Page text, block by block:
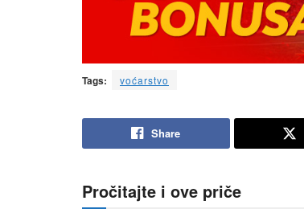
Tags: voćarstvo
Share
Pročitajte i ove priče